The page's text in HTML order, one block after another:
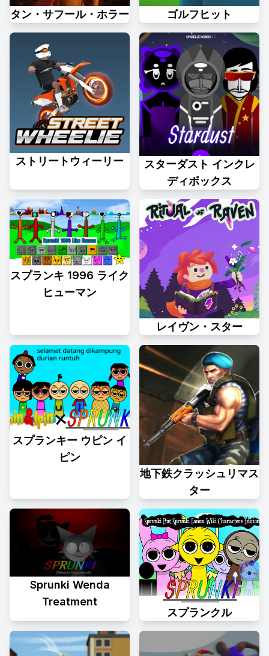
タン・サフール・ホラー ゴルフヒット
ストリートウィーリー
スターダスト インクレ
ディボックス
スプランキ 1996 ライク
ヒューマン
レイヴン・スター
スプランキー ウピン イ
ピン
地下鉄クラッシュリマス
ター
Sprunki Wenda
Treatment
スプランクル